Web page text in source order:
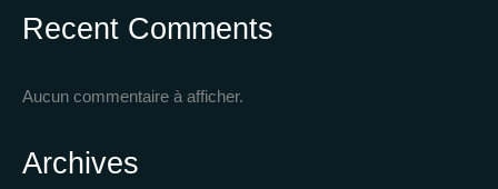
Recent Comments
Aucun commentaire à afficher.
Archives